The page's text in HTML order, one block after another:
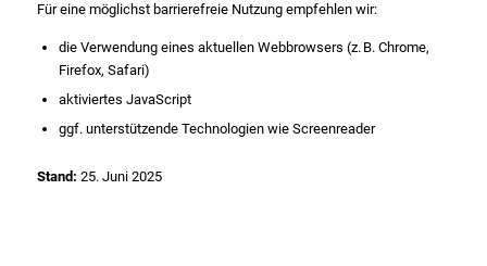
Für eine möglichst barrierefreie Nutzung empfehlen wir:
die Verwendung eines aktuellen Webbrowsers (z. B. Chrome,
Firefox, Safari)
aktiviertes JavaScript
ggf. unterstützende Technologien wie Screenreader
Stand: 25. Juni 2025